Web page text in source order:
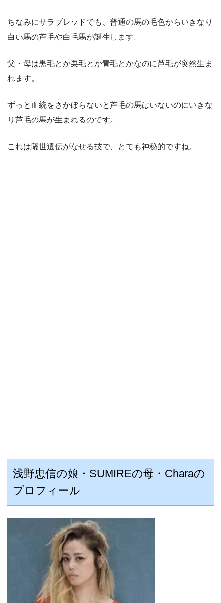
ちなみにサラブレッドでも、普通の馬の毛色からいきなり
白い馬の芦毛や白毛馬が誕生します。
父・母は黒毛とか栗毛とか青毛とかなのに芦毛が突然生ま
れます。
ずっと血統をさかぼらないと芦毛の馬はいないのにいきな
り芦毛の馬が生まれるのです。
これは隔世遺伝がなせる技で、とても神秘的ですね。
浅野忠信の娘・SUMIREの母・ Charaの
プロフィール